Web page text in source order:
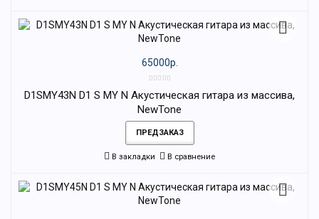
65000р.
D1SMY43N D1 S MY N Акустическая гитара из массива,
NewTone
ПРЕДЗАКАЗ
В закладки В сравнение